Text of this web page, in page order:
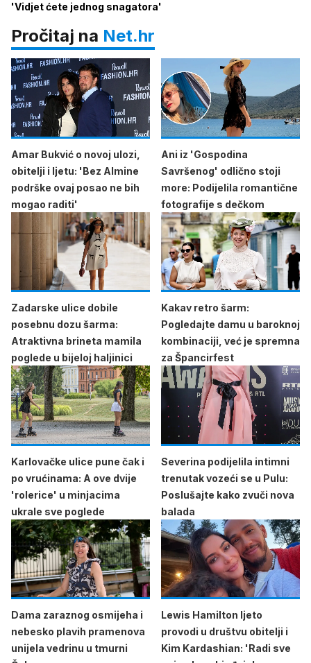
'Vidjet ćete jednog snagatora'
Pročitaj na Net.hr
Amar Bukvić o novoj ulozi,
obitelji i ljetu: 'Bez Almine
podrške ovaj posao ne bih
mogao raditi'
Ani iz 'Gospodina
Savršenog' odlično stoji
more: Podijelila romantične
fotografije s dečkom
Zadarske ulice dobile
posebnu dozu šarma:
Atraktivna brineta mamila
poglede u bijeloj haljinici
Kakav retro šarm:
Pogledajte damu u baroknoj
kombinaciji, već je spremna
za Špancirfest
Karlovačke ulice pune čak i
po vrućinama: A ove dvije
'rolerice' u minjacima
ukrale sve poglede
Severina podijelila intimni
trenutak vozeći se u Pulu:
Poslušajte kako zvuči nova
balada
Dama zaraznog osmijeha i
nebesko plavih pramenova
unijela vedrinu u tmurni
Lewis Hamilton ljeto
provodi u društvu obitelji i
Kim Kardashian: 'Radi sve